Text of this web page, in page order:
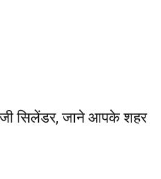
सिलेंडर, जाने आपके शहर